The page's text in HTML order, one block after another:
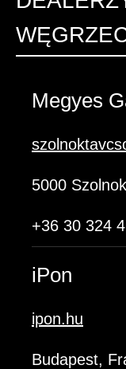
Megyes
5000
+36 30 324
iPon
ipon.hu
Budapest,